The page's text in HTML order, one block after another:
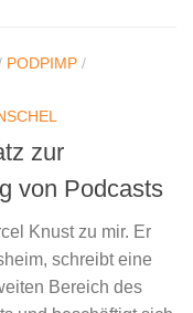
PODPIMP /
zur
von Podcasts
Knust zu mir. Er
schreibt eine
Bereich des